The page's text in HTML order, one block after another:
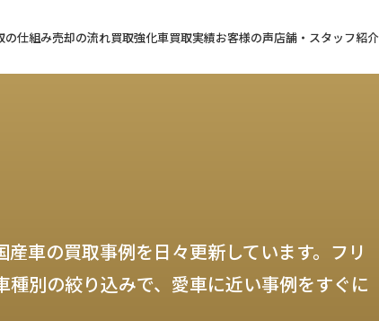
の仕組み売却の流れ買取強化車買取実績お客様の声店舗・スタッフ紹介
車の買取事例を日々更新しています。フリ
種別の絞り込みで、愛車に近い事例をすぐに